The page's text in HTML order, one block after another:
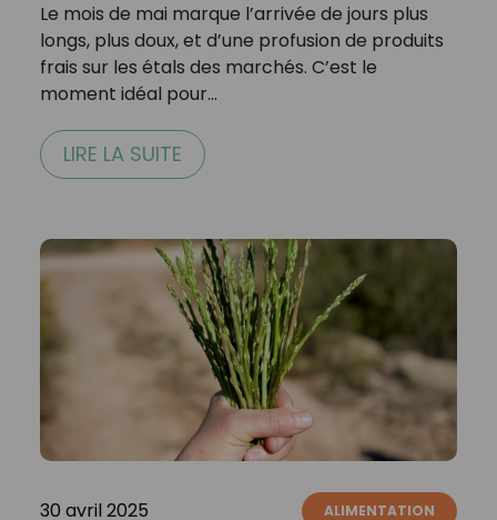
Le mois de mai marque l’arrivée de jours plus
longs, plus doux, et d’une profusion de produits
frais sur les étals des marchés. C’est le
moment idéal pour…
LIRE LA SUITE
30 avril 2025 ALIMENTATION